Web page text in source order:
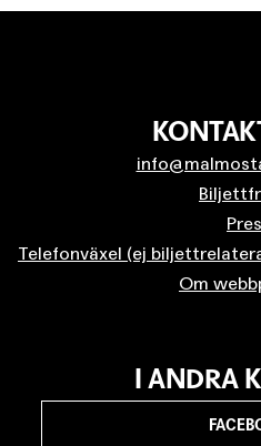
Telefonväxel (ej
Om
I ANDRA